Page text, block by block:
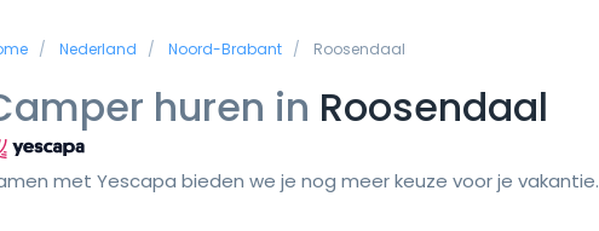
Nederland Noord-Brabant Roosendaal
huren in Roosendaal
met Yescapa bieden we je nog meer keuze voor je vakantie.